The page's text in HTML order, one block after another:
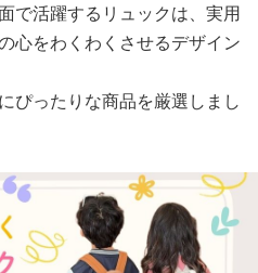
で活躍するリュックは、実用
心をわくわくさせるデザイン
ぴったりな商品を厳選しまし